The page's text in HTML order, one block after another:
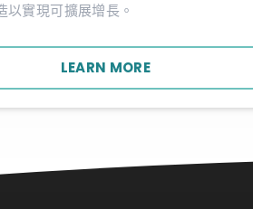
以實現可擴展增長。
LEARN MORE